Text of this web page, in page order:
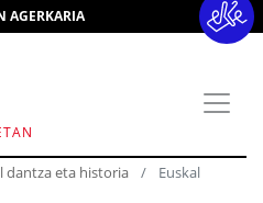
AGERKARIA
dantza eta historia
Euskal